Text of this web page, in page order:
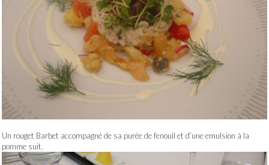
Un rouget Barbet accompagné de sa purée de fenouil et d’une emulsion à la
pomme suit.